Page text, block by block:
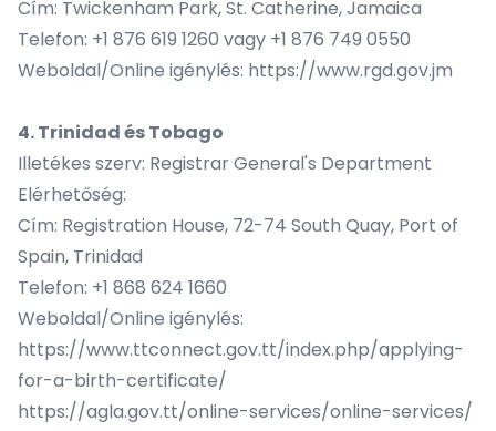
Cím: Twickenham Park, St. Catherine, Jamaica
Telefon: +1 876 619 1260 vagy +1 876 749 0550
Weboldal/Online igénylés: https://www.rgd.gov.jm
4. Trinidad és Tobago
Illetékes szerv: Registrar General's Department
Elérhetőség:
Cím: Registration House, 72-74 South Quay, Port of
Spain, Trinidad
Telefon: +1 868 624 1660
Weboldal/Online igénylés:
https://www.ttconnect.gov.tt/index.php/applying-
for-a-birth-certificate/
https://agla.gov.tt/online-services/online-services/